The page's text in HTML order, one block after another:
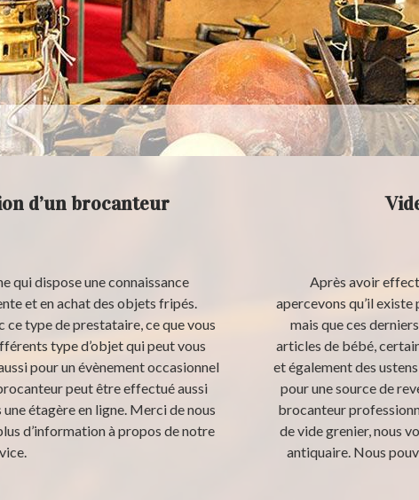
d’un brocanteur
qui dispose une connaissance
et en achat des objets fripés.
ce type de prestataire, ce que vous
type d’objet qui peut vous
pour un évènement occasionnel
peut être effectué aussi
étagère en ligne. Merci de nous
d’information à propos de notre
Après avoir
apercevons qu’il
mais que ces
articles de bébé,
et également des
pour une source de
brocanteur
de vide grenier, nous
antiquaire. Nous